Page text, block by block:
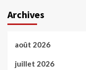
Archives
août 2026
juillet 2026